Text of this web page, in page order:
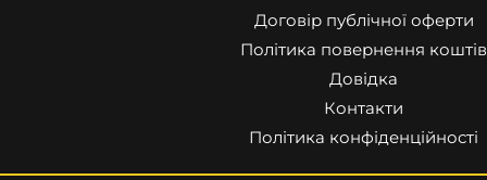
Договір публічної оферти
Політика повернення коштів
Довідка
Контакти
Політика конфіденційності